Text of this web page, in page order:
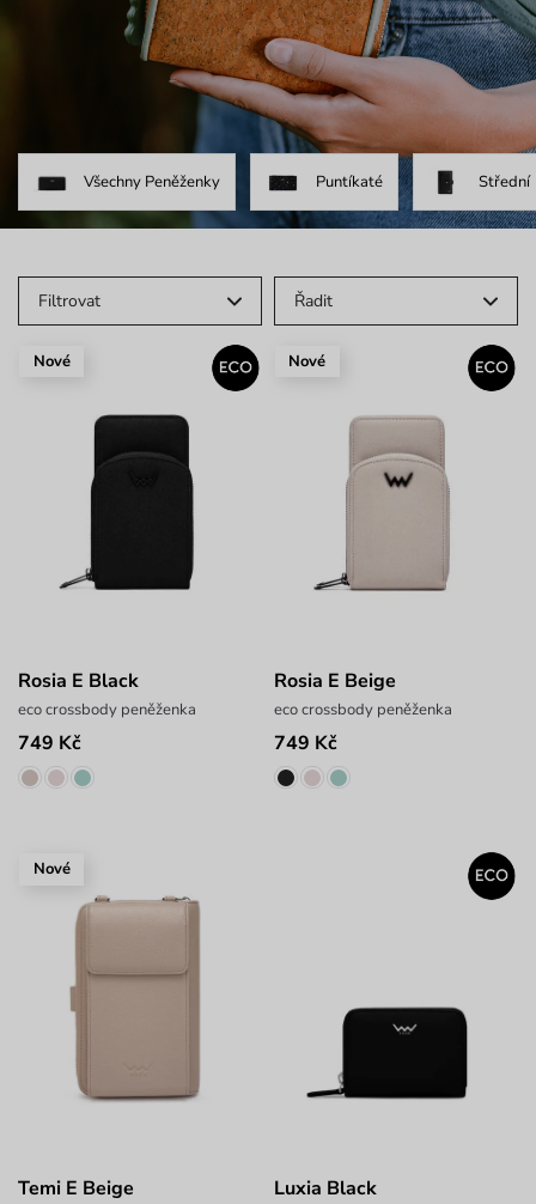
Všechny Peněženky Puntíkaté Střední
Filtrovat Řadit
Nové
Rosia E Black
eco crossbody peněženka
749 Kč
Nové
Rosia E Beige
eco crossbody peněženka
749 Kč
Nové
Temi E Beige Luxia Black